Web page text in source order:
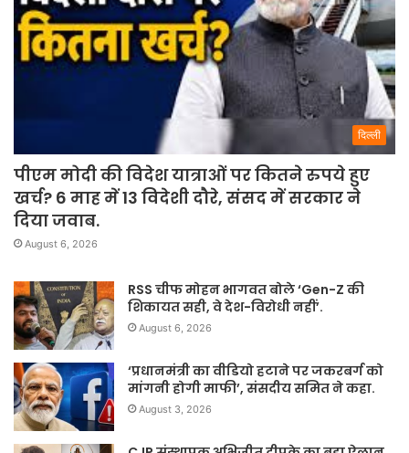
दिल्ली
पीएम मोदी की विदेश यात्राओं पर कितने रुपये हुए
खर्च? 6 माह में 13 विदेशी दौरे, संसद में सरकार ने
दिया जवाब.
August 6, 2026
RSS चीफ मोहन भागवत बोले ‘Gen-Z की
शिकायत सही, वे देश-विरोधी नहीं’.
August 6, 2026
‘प्रधानमंत्री का वीडियो हटाने पर जकरबर्ग को
मांगनी होगी माफी’, संसदीय समित ने कहा.
August 3, 2026